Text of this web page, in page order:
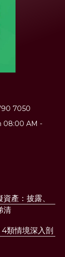
7050
08:00 AM -
產：披露、
清
類情境深入剖